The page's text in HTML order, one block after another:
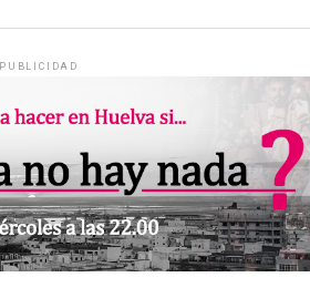
PUBLICIDAD